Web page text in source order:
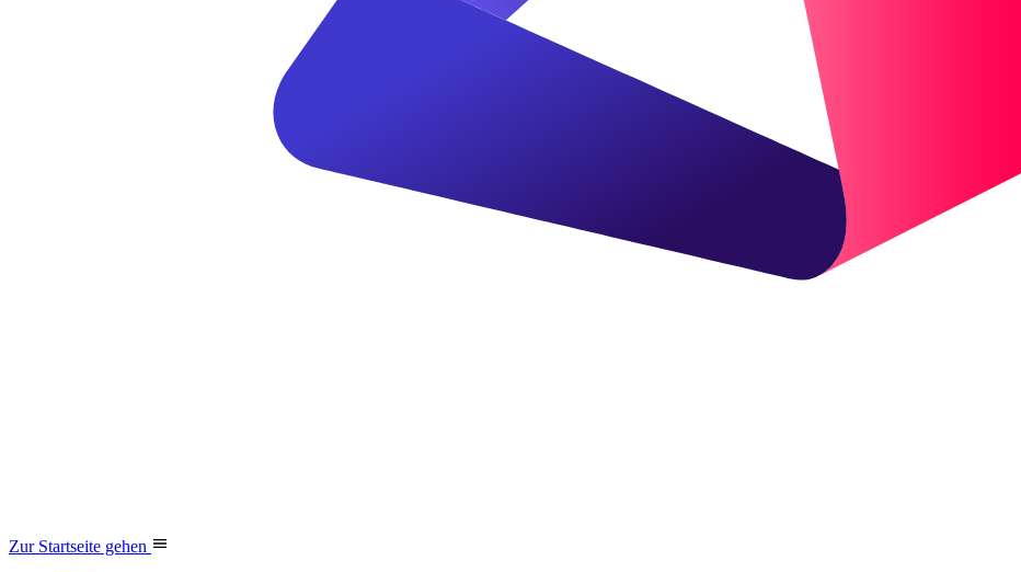
Zur Startseite gehen